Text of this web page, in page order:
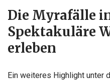
Die Myrafälle
Spektakuläre
erleben
Ein weiteres Highlight unter